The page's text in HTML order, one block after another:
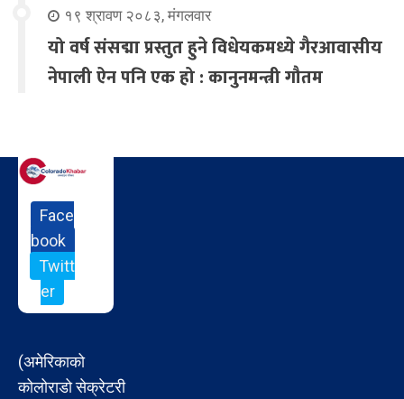
१९ श्रावण २०८३, मंगलवार
यो वर्ष संसद्मा प्रस्तुत हुने विधेयकमध्ये गैरआवासीय
नेपाली ऐन पनि एक हो : कानुनमन्त्री गौतम
Face
book
Twitt
er
(अमेरिकाको
कोलोराडो सेक्रेटरी